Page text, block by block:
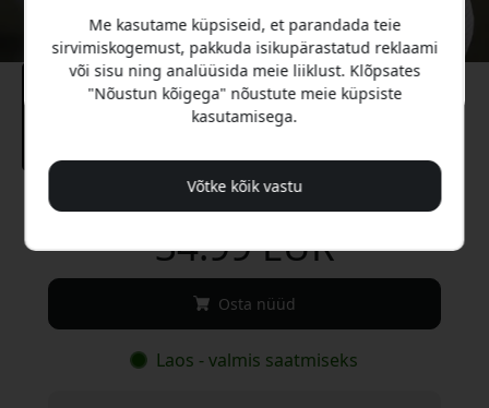
Soovitatav hind
34.99 EUR
Osta nüüd
Laos - valmis saatmiseks
Me kasutame küpsiseid, et parandada teie
sirvimiskogemust, pakkuda isikupärastatud reklaami
või sisu ning analüüsida meie liiklust. Klõpsates
"Nõustun kõigega" nõustute meie küpsiste
kasutamisega.
Võtke kõik vastu
Ei, ma eelistaksin täishinda maksta.